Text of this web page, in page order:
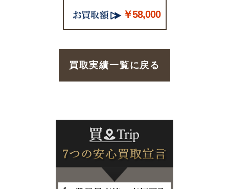
￥58,000
買取実績一覧に戻る